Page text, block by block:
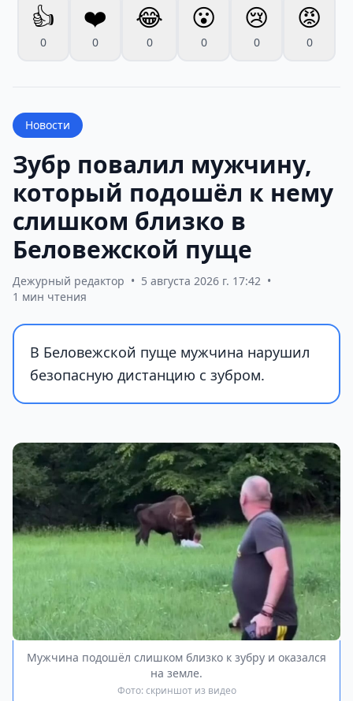
👍
0
❤️
0
😂
0
😮
0
😢
0
😡
0
Новости
Зубр повалил мужчину,
который подошёл к нему
слишком близко в
Беловежской пуще
Дежурный редактор • 5 августа 2026 г. 17:42 •
1 мин чтения
В Беловежской пуще мужчина нарушил
безопасную дистанцию с зубром.
Мужчина подошёл слишком близко к зубру и оказался
на земле.
Фото: скриншот из видео